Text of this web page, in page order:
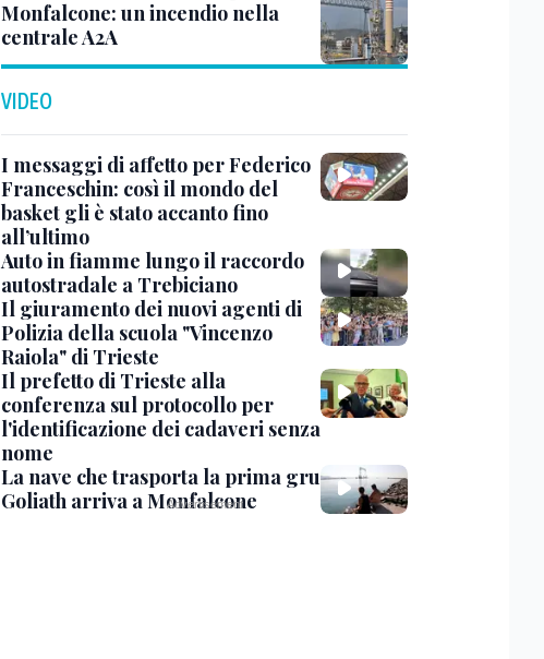
Monfalcone: un incendio nella
centrale A2A
VIDEO
I messaggi di affetto per Federico
Franceschin: così il mondo del
basket gli è stato accanto fino
all’ultimo
Auto in fiamme lungo il raccordo
autostradale a Trebiciano
Il giuramento dei nuovi agenti di
Polizia della scuola "Vincenzo
Raiola" di Trieste
Il prefetto di Trieste alla
conferenza sul protocollo per
l'identificazione dei cadaveri senza
nome
La nave che trasporta la prima gru
Goliath arriva a Monfalcone